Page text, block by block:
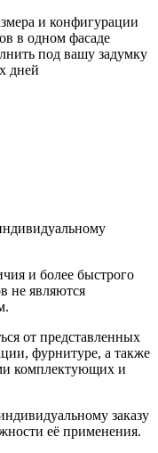
и конфигурации
в одном фасаде
под вашу задумку
дней
и более быстрого
не являются
от представленных
фурнитуре, а также
комплектующих и
заказу
её применения.